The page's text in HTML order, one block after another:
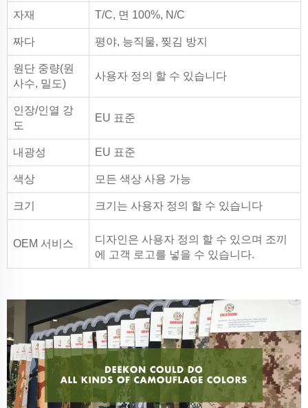
자재 T/C, 면 100%, N/C
짜다 평야, 능직물, 찢김 방지
원단 중량(원
사수, 밀도)
사용자 정의 할 수 있습니다
인장/인열 강
도
EU 표준
내광성 EU 표준
색상 모든 색상 사용 가능
크기 크기는 사용자 정의 할 수 있습니다
OEM 서비스
디자인은 사용자 정의 할 수 있으며 조끼
에 고객 로고를 넣을 수 있습니다.